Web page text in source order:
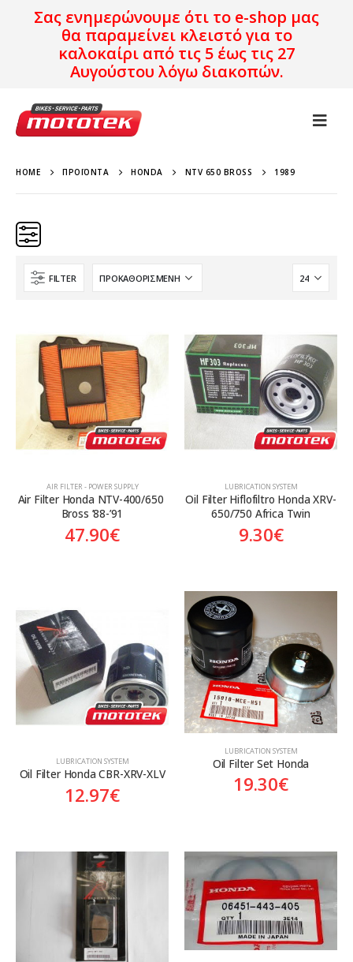
Σας ενημερώνουμε ότι το e-shop μας
θα παραμείνει κλειστό για το
καλοκαίρι από τις 5 έως τις 27
Αυγούστου λόγω διακοπών.
HOME ΠΡΟΪΌΝΤΑ HONDA NTV 650 BROSS 1989
Κατηγορίες
Προϊόν Προέλευση
Aftermarket Aftermarket
Genuine
Γνήσιο
FILTER
AIR FILTER - POWER SUPPLY
Air Filter Honda NTV-400/650
Bross ’88-’91
47.90€
LUBRICATION SYSTEM
Oil Filter Hiflofiltro Honda XRV-
650/750 Africa Twin
9.30€
LUBRICATION SYSTEM
Oil Filter Honda CBR-XRV-XLV
12.97€
LUBRICATION SYSTEM
Oil Filter Set Honda
19.30€